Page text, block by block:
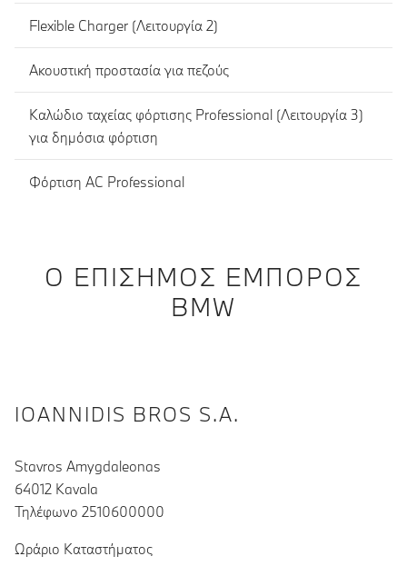
Flexible Charger (Λειτουργία 2)
Ακουστική προστασία για πεζούς
Καλώδιο ταχείας φόρτισης Professional (Λειτουργία 3)
για δημόσια φόρτιση
Φόρτιση AC Professional
Ο ΕΠΊΣΗΜΟΣ ΈΜΠΟΡΟΣ
BMW
IOANNIDIS BROS S.A.
Stavros Amygdaleonas
64012 Kavala
Τηλέφωνο 2510600000
Ωράριο Καταστήματος